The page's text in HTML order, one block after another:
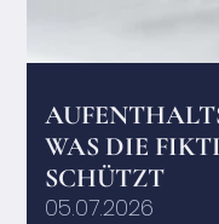
WAS DIE
SCHÜTZT
05.07.2026